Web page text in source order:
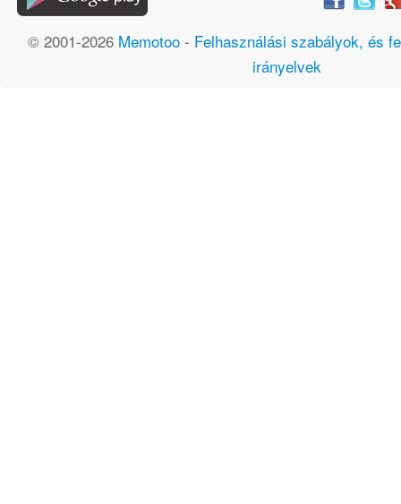
© 2001-2026 Memotoo- Felhasználási szabályok, és
irányelvek